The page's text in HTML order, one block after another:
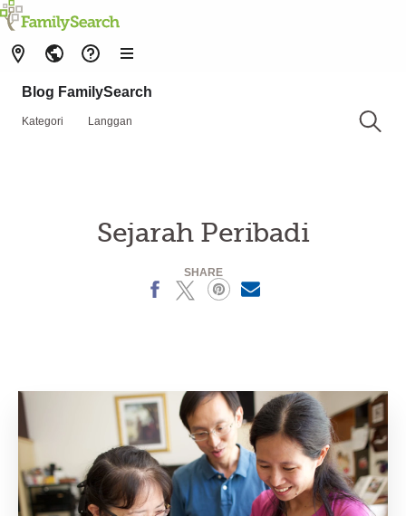
Blog FamilySearch
Kategori Langgan
Sejarah Peribadi
SHARE
X